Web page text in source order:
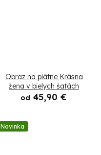
Obraz na plátne Krásna
žena v bielych šatách
od 45,90 €
Novinka